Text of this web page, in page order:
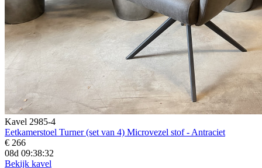
Kavel 2985-4
Eetkamerstoel Turner (set van 4) Microvezel stof - Antraciet
€ 266
08d 09:38:30
Bekijk kavel